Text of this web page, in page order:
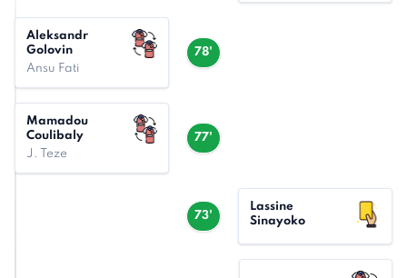
78'
Aleksandr
Golovin
Ansu Fati
77'
Mamadou
Coulibaly
J. Teze
73'
Lassine
Sinayoko